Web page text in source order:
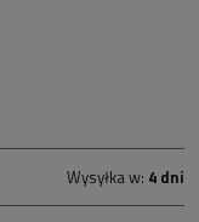
Wysyłka w: 4 dni